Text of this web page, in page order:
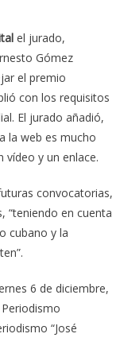
el jurado,
Gómez
el premio
con los requisitos
El jurado añadió,
la web es mucho
y un enlace.
convocatorias,
“teniendo en cuenta
cubano y la
6 de diciembre,
“José